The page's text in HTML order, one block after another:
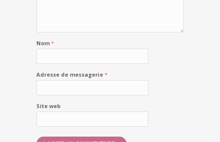
Nom *
Adresse de messagerie *
Site web